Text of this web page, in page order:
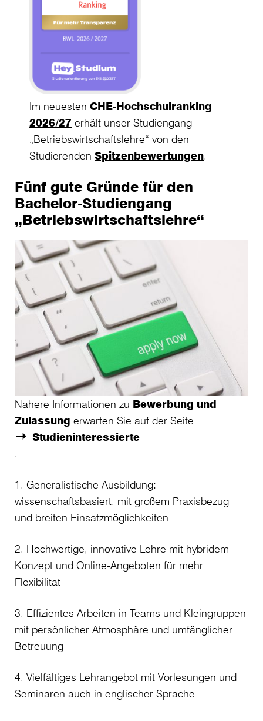
Im neuesten CHE-Hochschulranking
2026/27 erhält unser Studiengang
„Betriebswirtschaftslehre“ von den
Studierenden Spitzenbewertungen.
Fünf gute Gründe für den
Bachelor-Studiengang
„Betriebswirtschaftslehre“
Nähere Informationen zu Bewerbung und
Zulassung erwarten Sie auf der Seite
Studieninteressierte
.
1. Generalistische Ausbildung:
wissenschaftsbasiert, mit großem Praxisbezug
und breiten Einsatzmöglichkeiten
2. Hochwertige, innovative Lehre mit hybridem
Konzept und Online-Angeboten für mehr
Flexibilität
3. Effizientes Arbeiten in Teams und Kleingruppen
mit persönlicher Atmosphäre und umfänglicher
Betreuung
4. Vielfältiges Lehrangebot mit Vorlesungen und
Seminaren auch in englischer Sprache